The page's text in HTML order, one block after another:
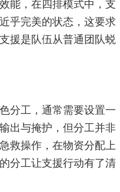
能，在四排模式中，支
乎完美的状态，这要求
援是队伍从普通团队蜕
分工，通常需要设置一
出与掩护，但分工并非
救操作，在物资分配上
分工让支援行动有了清